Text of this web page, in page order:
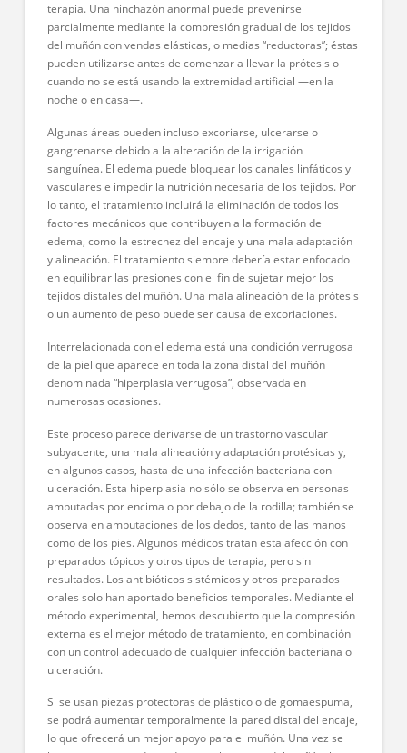
terapia. Una hinchazón anormal puede prevenirse
parcialmente mediante la compresión gradual de los tejidos
del muñón con vendas elásticas, o medias “reductoras”; éstas
pueden utilizarse antes de comenzar a llevar la prótesis o
cuando no se está usando la extremidad artificial ―en la
noche o en casa―.
Algunas áreas pueden incluso excoriarse, ulcerarse o
gangrenarse debido a la alteración de la irrigación
sanguínea. El edema puede bloquear los canales linfáticos y
vasculares e impedir la nutrición necesaria de los tejidos. Por
lo tanto, el tratamiento incluirá la eliminación de todos los
factores mecánicos que contribuyen a la formación del
edema, como la estrechez del encaje y una mala adaptación
y alineación. El tratamiento siempre debería estar enfocado
en equilibrar las presiones con el fin de sujetar mejor los
tejidos distales del muñón. Una mala alineación de la prótesis
o un aumento de peso puede ser causa de excoriaciones.
Interrelacionada con el edema está una condición verrugosa
de la piel que aparece en toda la zona distal del muñón
denominada “hiperplasia verrugosa”, observada en
numerosas ocasiones.
Este proceso parece derivarse de un trastorno vascular
subyacente, una mala alineación y adaptación protésicas y,
en algunos casos, hasta de una infección bacteriana con
ulceración. Esta hiperplasia no sólo se observa en personas
amputadas por encima o por debajo de la rodilla; también se
observa en amputaciones de los dedos, tanto de las manos
como de los pies. Algunos médicos tratan esta afección con
preparados tópicos y otros tipos de terapia, pero sin
resultados. Los antibióticos sistémicos y otros preparados
orales solo han aportado beneficios temporales. Mediante el
método experimental, hemos descubierto que la compresión
externa es el mejor método de tratamiento, en combinación
con un control adecuado de cualquier infección bacteriana o
ulceración.
Si se usan piezas protectoras de plástico o de gomaespuma,
se podrá aumentar temporalmente la pared distal del encaje,
lo que ofrecerá un mejor apoyo para el muñón. Una vez se